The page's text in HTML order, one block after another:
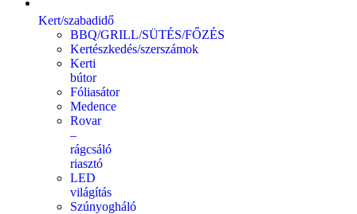
Kert/szabadidő
BBQ/GRILL/SÜTÉS/FŐZÉS
Kertészkedés/szerszámok
Kerti
bútor
Fóliasátor
Medence
Rovar
–
rágcsáló
riasztó
LED
világítás
Szúnyogháló